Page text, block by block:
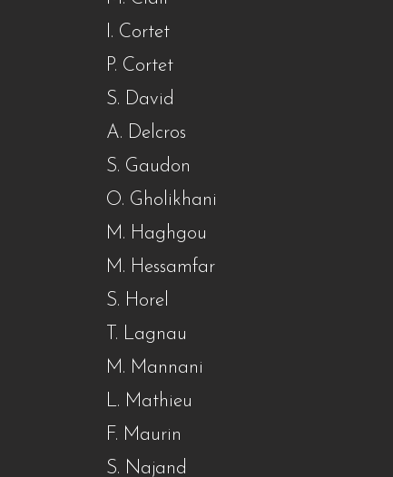
I. Cortet
P. Cortet
S. David
A. Delcros
S. Gaudon
O. Gholikhani
M. Haghgou
M. Hessamfar
S. Horel
T. Lagnau
M. Mannani
L. Mathieu
F. Maurin
S. Najand